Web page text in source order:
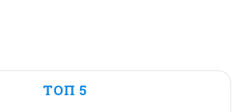
ТОП 5